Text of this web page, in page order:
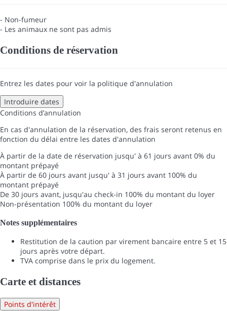
- Non-fumeur
- Les animaux ne sont pas admis
Conditions de réservation
Entrez les dates pour voir la politique d'annulation
Introduire dates
Conditions d’annulation
En cas d'annulation de la réservation, des frais seront retenus en
fonction du délai entre les dates d'annulation
À partir de la date de réservation jusqu' à 61 jours avant 0% du
montant prépayé
À partir de 60 jours avant jusqu' à 31 jours avant 100% du
montant prépayé
De 30 jours avant, jusqu'au check-in 100% du montant du loyer
Non-présentation 100% du montant du loyer
Notes supplémentaires
Restitution de la caution par virement bancaire entre 5 et 15
jours après votre départ.
TVA comprise dans le prix du logement.
Carte et distances
Points d'intérêt